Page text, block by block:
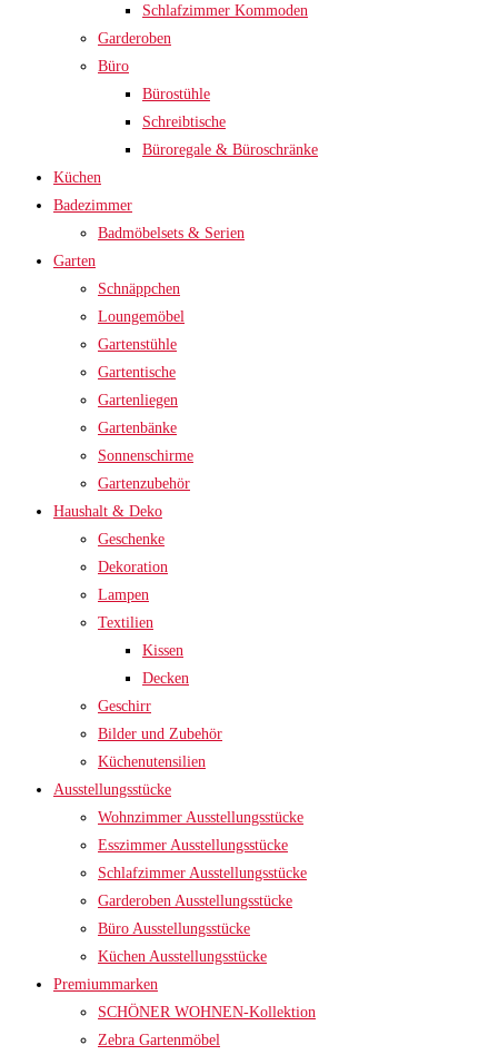
Schlafzimmer Kommoden
Garderoben
Büro
Bürostühle
Schreibtische
Büroregale & Büroschränke
Küchen
Badezimmer
Badmöbelsets & Serien
Garten
Schnäppchen
Loungemöbel
Gartenstühle
Gartentische
Gartenliegen
Gartenbänke
Sonnenschirme
Gartenzubehör
Haushalt & Deko
Geschenke
Dekoration
Lampen
Textilien
Kissen
Decken
Geschirr
Bilder und Zubehör
Küchenutensilien
Ausstellungsstücke
Wohnzimmer Ausstellungsstücke
Esszimmer Ausstellungsstücke
Schlafzimmer Ausstellungsstücke
Garderoben Ausstellungsstücke
Büro Ausstellungsstücke
Küchen Ausstellungsstücke
Premiummarken
SCHÖNER WOHNEN-Kollektion
Zebra Gartenmöbel